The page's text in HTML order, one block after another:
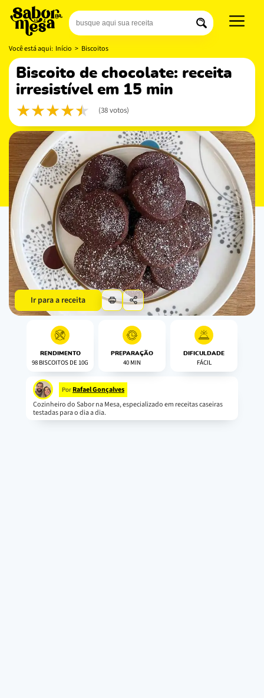
Você está aqui: Início > Biscoitos
biscoito de chocolate: receita
irresistível em 15 min
(38 votos)
Ir para a receita
RENDIMENTO
98 BISCOITOS DE 10G
PREPARAÇÃO
40 MIN
DIFICULDADE
FÁCIL
Por Rafael Gonçalves
Cozinheiro do Sabor na Mesa, especializado em receitas caseiras
testadas para o dia a dia.